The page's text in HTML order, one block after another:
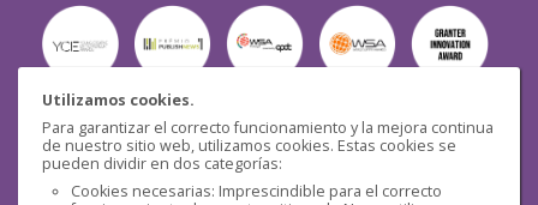
Utilizamos cookies.
Para garantizar el correcto funcionamiento y la mejora continua
de nuestro sitio web, utilizamos cookies. Estas cookies se
pueden dividir en dos categorías:
Cookies necesarias: Imprescindible para el correcto
Seguridad